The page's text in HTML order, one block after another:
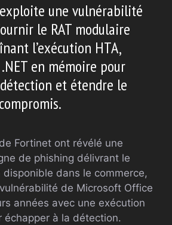
une vulnérabilité
le RAT modulaire
l’exécution HTA,
en mémoire pour
et étendre le
Fortinet ont révélé une
de phishing délivrant le
disponible dans le commerce,
de Microsoft Office
années avec une exécution
échapper à la détection.